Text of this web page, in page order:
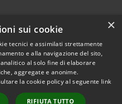
Copyright © 2026 • Comune di
Grezzana • Powered by
Municipium• Accesso
×
sui cookie
tecnici e assimilati strettamente
e alla navigazione del sito,
al solo fine di elaborare
aggregate e anonime.
la cookie policy al seguente link
RIFIUTA TUTTO